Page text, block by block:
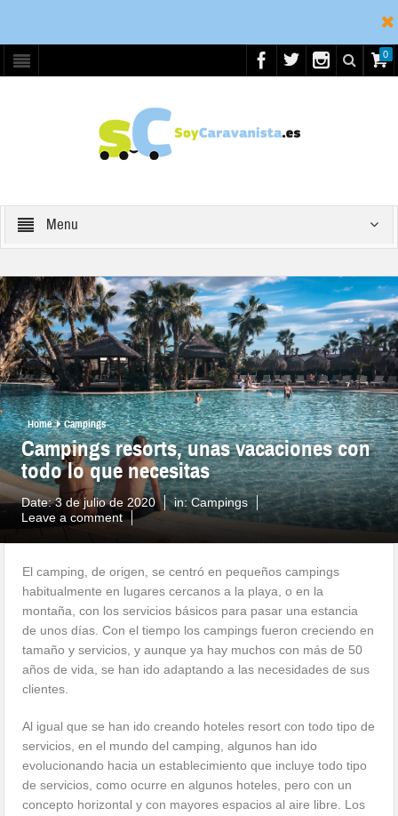
0
Menu
Home Campings
Campings resorts, unas vacaciones con
todo lo que necesitas
Date:3 de julio de 2020 in:Campings
Leave a comment
El camping, de origen, se centró en pequeños campings
habitualmente en lugares cercanos a la playa, o en la
montaña, con los servicios básicos para pasar una estancia
de unos días. Con el tiempo los campings fueron creciendo en
tamaño y servicios, y aunque ya hay muchos con más de 50
años de vida, se han ido adaptando a las necesidades de sus
clientes.
Al igual que se han ido creando hoteles resort con todo tipo de
servicios, en el mundo del camping, algunos han ido
evolucionando hacia un establecimiento que incluye todo tipo
de servicios, como ocurre en algunos hoteles, pero con un
concepto horizontal y con mayores espacios al aire libre. Los